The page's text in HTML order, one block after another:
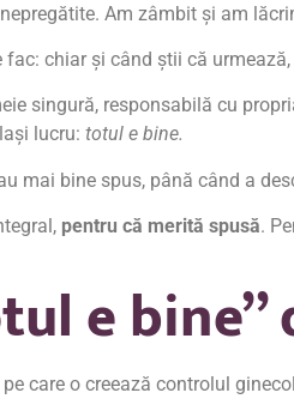
Am zâmbit și am
fac: chiar și când știi că
singură, responsabilă cu
lucru: totul e bine.
mai bine spus, până când a
pentru că merită spusă.
e
care o creează controlul